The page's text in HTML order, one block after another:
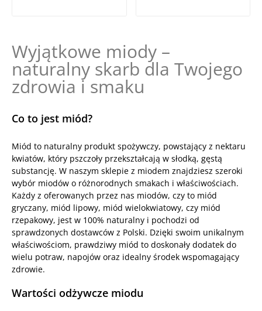
Wyjątkowe miody –
naturalny skarb dla Twojego
zdrowia i smaku
Co to jest miód?
Miód to naturalny produkt spożywczy, powstający z nektaru
kwiatów, który pszczoły przekształcają w słodką, gęstą
substancję. W naszym sklepie z miodem znajdziesz szeroki
wybór miodów o różnorodnych smakach i właściwościach.
Każdy z oferowanych przez nas miodów, czy to miód
gryczany, miód lipowy, miód wielokwiatowy, czy miód
rzepakowy, jest w 100% naturalny i pochodzi od
sprawdzonych dostawców z Polski. Dzięki swoim unikalnym
właściwościom, prawdziwy miód to doskonały dodatek do
wielu potraw, napojów oraz idealny środek wspomagający
zdrowie.
Wartości odżywcze miodu